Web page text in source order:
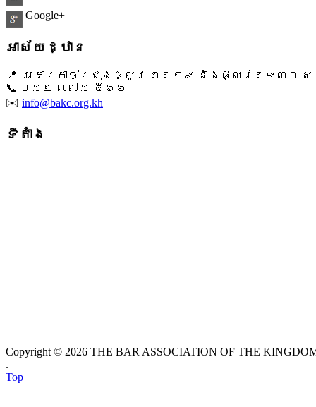
Google+
អាស័យដ្ឋាន
📍 អគារកាច់ជ្រុងផ្លូវ ១១២៩ និងផ្លូវ១៩៣០ ស
📞 ​០១២ ៧៧១ ៥៦៦
✉️ info@bakc.org.kh
ទីតាំង
Copyright © 2026 THE BAR ASSOCIATION OF THE
.
Top